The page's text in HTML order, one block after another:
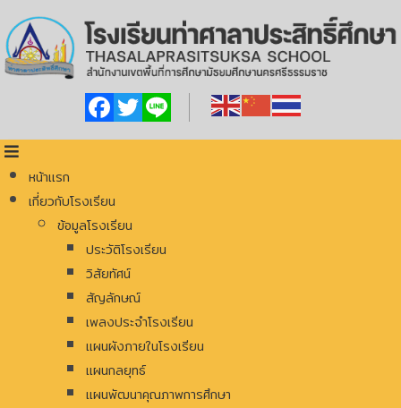
Facebook
Twitter
Line
หน้าแรก
เกี่ยวกับโรงเรียน
ข้อมูลโรงเรียน
ประวัติโรงเรียน
วิสัยทัศน์
สัญลักษณ์
เพลงประจำโรงเรียน
แผนผังภายในโรงเรียน
แผนกลยุทธ์
แผนพัฒนาคุณภาพการศึกษา